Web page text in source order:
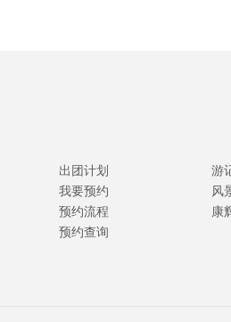
出团计划
我要预约
预约流程
预约查询
游
风
康